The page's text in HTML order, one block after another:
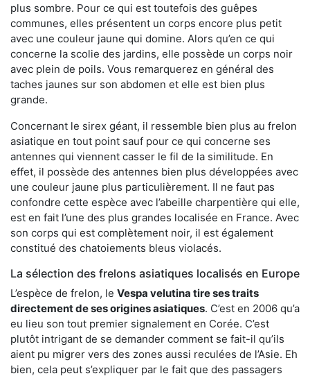
plus sombre. Pour ce qui est toutefois des guêpes
communes, elles présentent un corps encore plus petit
avec une couleur jaune qui domine. Alors qu’en ce qui
concerne la scolie des jardins, elle possède un corps noir
avec plein de poils. Vous remarquerez en général des
taches jaunes sur son abdomen et elle est bien plus
grande.
Concernant le sirex géant, il ressemble bien plus au frelon
asiatique en tout point sauf pour ce qui concerne ses
antennes qui viennent casser le fil de la similitude. En
effet, il possède des antennes bien plus développées avec
une couleur jaune plus particulièrement. Il ne faut pas
confondre cette espèce avec l’abeille charpentière qui elle,
est en fait l’une des plus grandes localisée en France. Avec
son corps qui est complètement noir, il est également
constitué des chatoiements bleus violacés.
La sélection des frelons asiatiques localisés en Europe
L’espèce de frelon, le Vespa velutina tire ses traits
directement de ses origines asiatiques. C’est en 2006 qu’a
eu lieu son tout premier signalement en Corée. C’est
plutôt intrigant de se demander comment se fait-il qu’ils
aient pu migrer vers des zones aussi reculées de l’Asie. Eh
bien, cela peut s’expliquer par le fait que des passagers